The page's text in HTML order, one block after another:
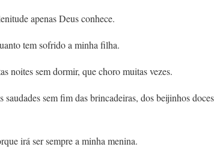
apenas Deus conhece.
tem sofrido a minha filha.
noites sem dormir, que choro muitas vezes.
saudades sem fim das brincadeiras, dos beijinhos
irá ser sempre a minha menina.